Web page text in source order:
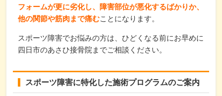
フォームが更に劣化し、障害部位が悪化するばかりか、
他の関節や筋肉まで痛むことになります。
スポーツ障害でお悩みの方は、ひどくなる前にお早めに
四日市のあさひ接骨院までご相談ください。
スポーツ障害に特化した施術プログラムのご案内